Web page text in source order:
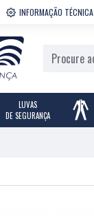
INFORMAÇÃO TÉCNICA
LUVAS
DE SEGURANÇA